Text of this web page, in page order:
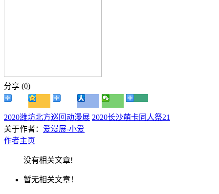
分享 (0)
2020潍坊北方巡回动漫展 2020长沙萌卡同人祭21
关于作者： 爱漫展-小爱
作者主页
没有相关文章!
暂无相关文章！